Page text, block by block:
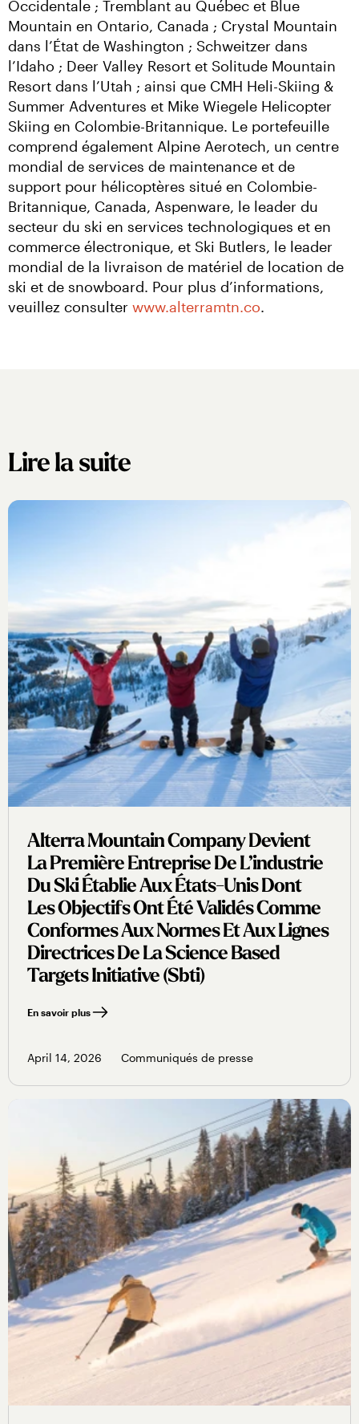
Occidentale ; Tremblant au Québec et Blue
Mountain en Ontario, Canada ; Crystal Mountain
dans l’État de Washington ; Schweitzer dans
l’Idaho ; Deer Valley Resort et Solitude Mountain
Resort dans l’Utah ; ainsi que CMH Heli-Skiing &
Summer Adventures et Mike Wiegele Helicopter
Skiing en Colombie-Britannique. Le portefeuille
comprend également Alpine Aerotech, un centre
mondial de services de maintenance et de
support pour hélicoptères situé en Colombie-
Britannique, Canada, Aspenware, le leader du
secteur du ski en services technologiques et en
commerce électronique, et Ski Butlers, le leader
mondial de la livraison de matériel de location de
ski et de snowboard. Pour plus d’informations,
veuillez consulter www.alterramtn.co.
Lire la suite
Alterra Mountain Company Devient
La Première Entreprise De L’industrie
Du Ski Établie Aux États-Unis Dont
Les Objectifs Ont Été Validés Comme
Conformes Aux Normes Et Aux Lignes
Directrices De La Science Based
Targets Initiative (sbti)
En savoir plus
April 14, 2026 Communiqués de presse